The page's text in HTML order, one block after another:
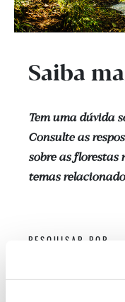
Saiba
Tem uma dúvida
Consulte as
sobre as florestas
temas
PESQUISAR POR